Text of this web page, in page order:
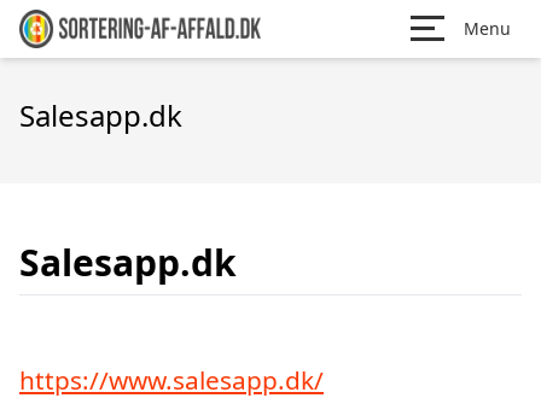
Menu
Salesapp.dk
Salesapp.dk
https://www.salesapp.dk/